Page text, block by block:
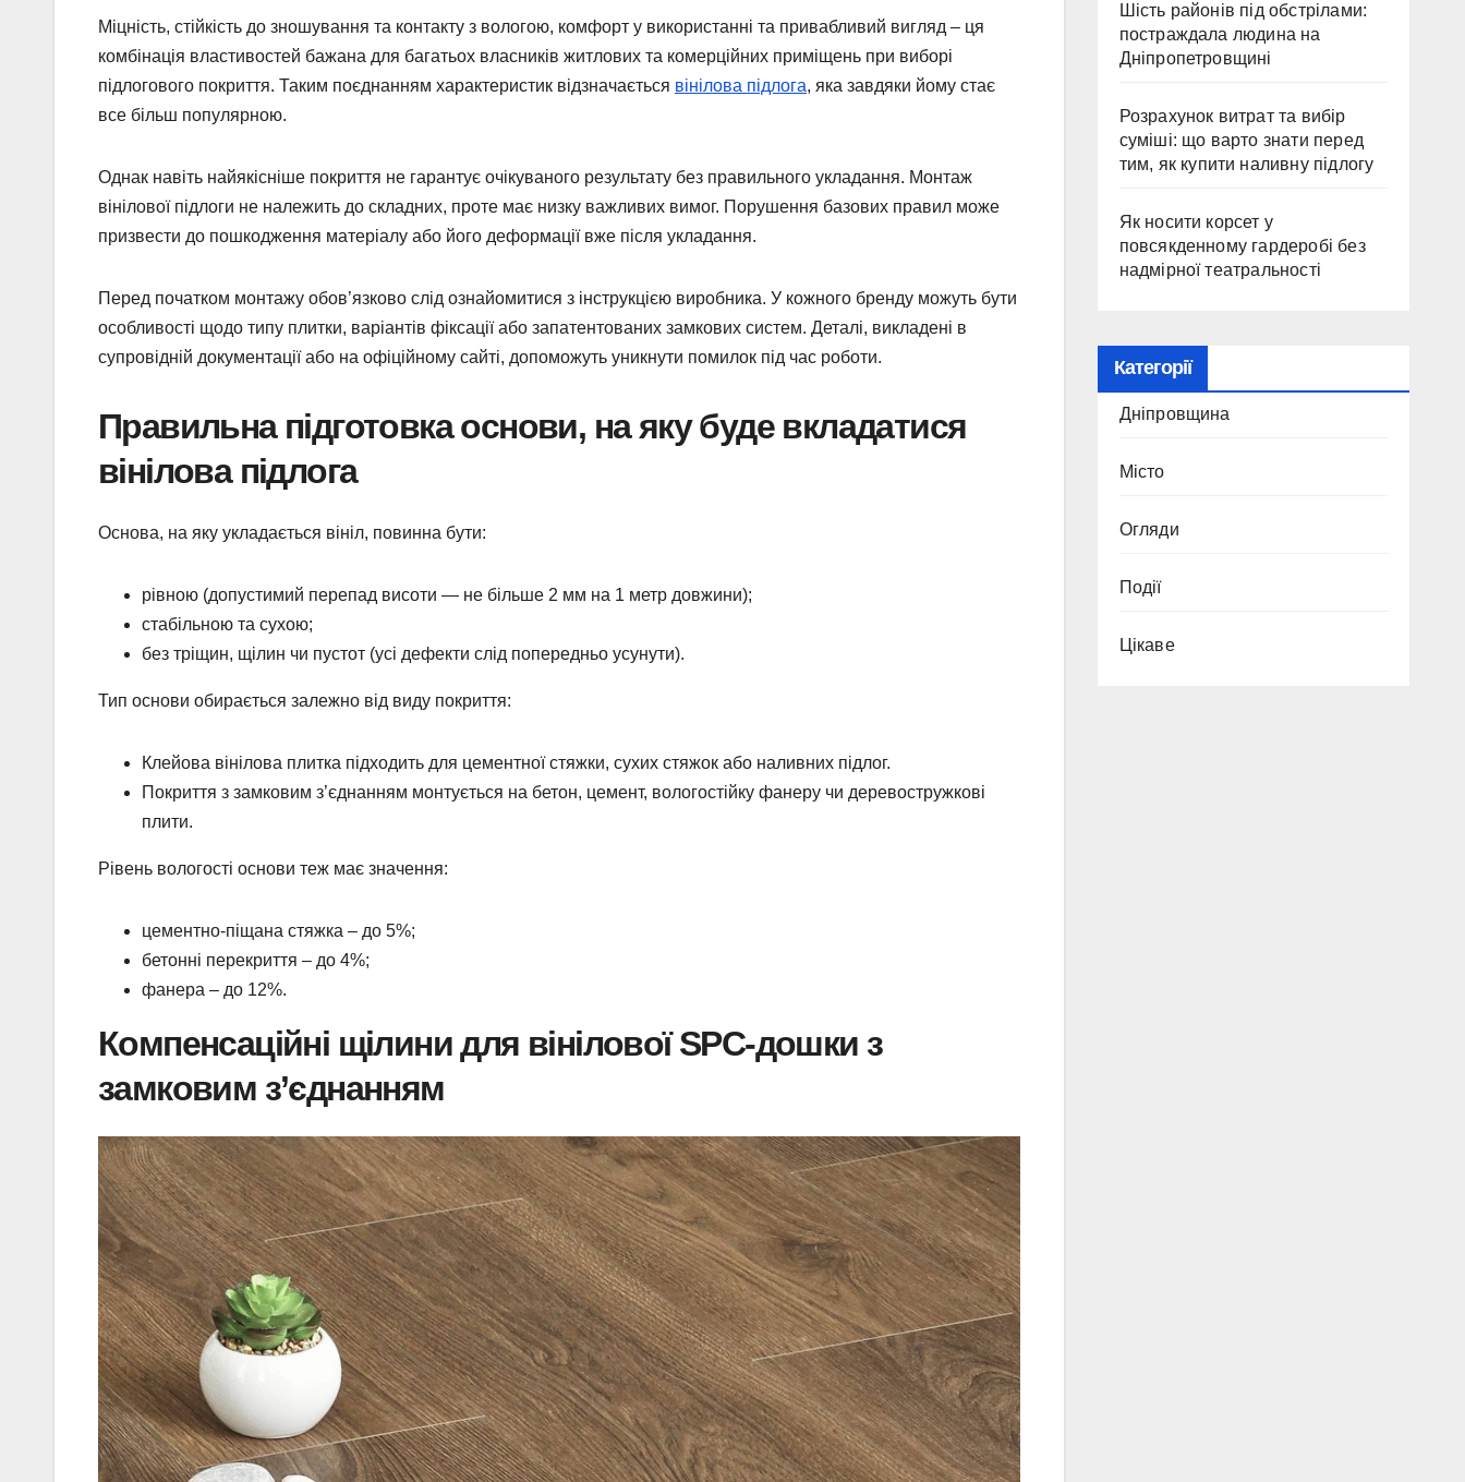
Міцність, стійкість до зношування та контакту з вологою, комфорт у використанні та привабливий вигляд – ця
комбінація властивостей бажана для багатьох власників житлових та комерційних приміщень при виборі
підлогового покриття. Таким поєднанням характеристик відзначається вінілова підлога, яка завдяки йому стає
все більш популярною.
Однак навіть найякісніше покриття не гарантує очікуваного результату без правильного укладання. Монтаж
вінілової підлоги не належить до складних, проте має низку важливих вимог. Порушення базових правил може
призвести до пошкодження матеріалу або його деформації вже після укладання.
Перед початком монтажу обов’язково слід ознайомитися з інструкцією виробника. У кожного бренду можуть бути
особливості щодо типу плитки, варіантів фіксації або запатентованих замкових систем. Деталі, викладені в
супровідній документації або на офіційному сайті, допоможуть уникнути помилок під час роботи.
Правильна підготовка основи, на яку буде вкладатися
вінілова підлога
Основа, на яку укладається вініл, повинна бути:
рівною (допустимий перепад висоти — не більше 2 мм на 1 метр довжини);
стабільною та сухою;
без тріщин, щілин чи пустот (усі дефекти слід попередньо усунути).
Тип основи обирається залежно від виду покриття:
Клейова вінілова плитка підходить для цементної стяжки, сухих стяжок або наливних підлог.
Покриття з замковим з’єднанням монтується на бетон, цемент, вологостійку фанеру чи деревостружкові
плити.
Рівень вологості основи теж має значення:
цементно-піщана стяжка – до 5%;
бетонні перекриття – до 4%;
фанера – до 12%.
Компенсаційні щілини для вінілової SPC-дошки з
замковим з’єднанням
Шість районів під обстрілами:
постраждала людина на
Дніпропетровщині
Розрахунок витрат та вибір
суміші: що варто знати перед
тим, як купити наливну підлогу
Як носити корсет у
повсякденному гардеробі без
надмірної театральності
Категорії
Дніпровщина
Місто
Огляди
Події
Цікаве